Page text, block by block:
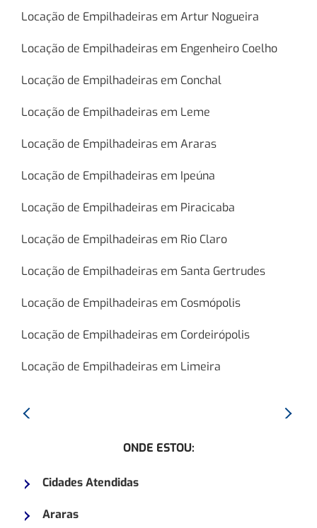
Locação de Empilhadeiras em Artur Nogueira
Locação de Empilhadeiras em Engenheiro Coelho
Locação de Empilhadeiras em Conchal
Locação de Empilhadeiras em Leme
Locação de Empilhadeiras em Araras
Locação de Empilhadeiras em Ipeúna
Locação de Empilhadeiras em Piracicaba
Locação de Empilhadeiras em Rio Claro
Locação de Empilhadeiras em Santa Gertrudes
Locação de Empilhadeiras em Cosmópolis
Locação de Empilhadeiras em Cordeirópolis
Locação de Empilhadeiras em Limeira
Anterior:
ONDE ESTOU:
Cidades Atendidas
Araras